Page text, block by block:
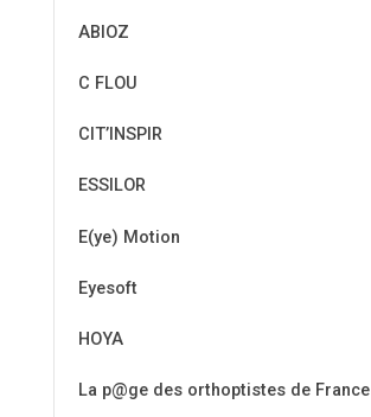
ABIOZ
C FLOU
CIT’INSPIR
ESSILOR
E(ye) Motion
Eyesoft
HOYA
La p@ge des orthoptistes de France